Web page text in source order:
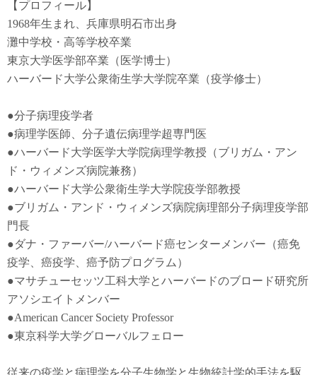
【プロフィール】
1968年生まれ、兵庫県明石市出身
灘中学校・高等学校卒業
東京大学医学部卒業（医学博士）
ハーバード大学公衆衛生学大学院卒業（疫学修士）
●分子病理疫学者
●病理学医師、分子遺伝病理学超専門医
●ハーバード大学医学大学院病理学教授（ブリガム・アン
ド・ウィメンズ病院兼務）
●ハーバード大学公衆衛生学大学院疫学部教授
●ブリガム・アンド・ウィメンズ病院病理部分子病理疫学部
門長
●ダナ・ファーバー/ハーバード癌センターメンバー（癌免
疫学
癌疫学 、癌予防プログラム）
●マサチューセッツ工科大学とハーバードのブロード研究所
アソシエイトメンバー
●American Cancer Society Professor
●東京科学大学グローバルフェロー
従来の疫学と病理学を分子生物学と生物統計学的手法を駆